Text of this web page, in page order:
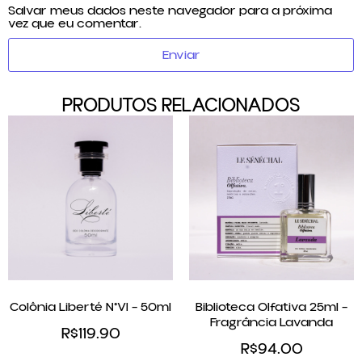
Salvar meus dados neste navegador para a próxima
vez que eu comentar.
PRODUTOS RELACIONADOS
Colônia Liberté N°VI – 50ml
R$119.90
Biblioteca Olfativa 25ml –
Fragrância Lavanda
R$94.00